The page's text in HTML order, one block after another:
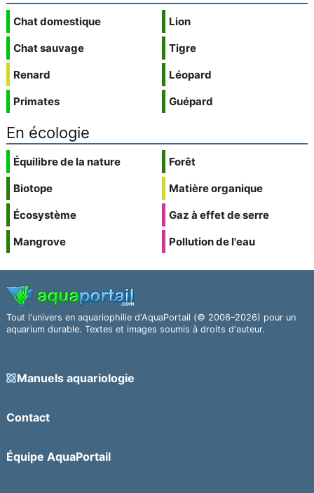
Chat domestique
Chat sauvage
Renard
Primates
Lion
Tigre
Léopard
Guépard
En écologie
Équilibre de la nature
Biotope
Écosystème
Mangrove
Forêt
Matière organique
Gaz à effet de serre
Pollution de l'eau
Tout l'univers en aquariophilie d'AquaPortail (© 2006–2026) pour un
aquarium durable. Textes et images soumis à droits d'auteur.
Manuels aquariologie
Contact
Équipe AquaPortail